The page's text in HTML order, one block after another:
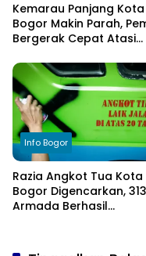
Kemarau Panjang Kota
Bogor Makin Parah,
Bergerak Cepat Atasi
Info Bogor
Razia Angkot Tua Kota
Bogor Digencarkan, 313
Armada Berhasil